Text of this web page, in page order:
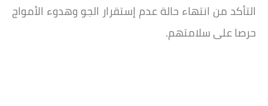
التأكد من انتهاء حالة عدم إستقرار الجو وهدوء الأمواج
حرصا على سلامتهم.